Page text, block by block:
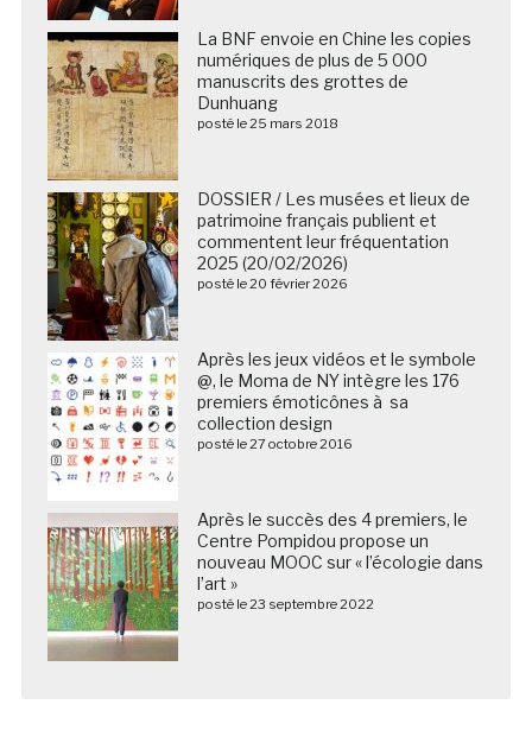
La BNF envoie en Chine les copies
numériques de plus de 5 000
manuscrits des grottes de
Dunhuang
posté le 25 mars 2018
DOSSIER / Les musées et lieux de
patrimoine français publient et
commentent leur fréquentation
2025 (20/02/2026)
posté le 20 février 2026
Après les jeux vidéos et le symbole
@, le Moma de NY intègre les 176
premiers émoticônes à sa
collection design
posté le 27 octobre 2016
Après le succès des 4 premiers, le
Centre Pompidou propose un
nouveau MOOC sur « l’écologie dans
l’art »
posté le 23 septembre 2022